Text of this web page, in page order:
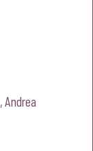
,Andrea